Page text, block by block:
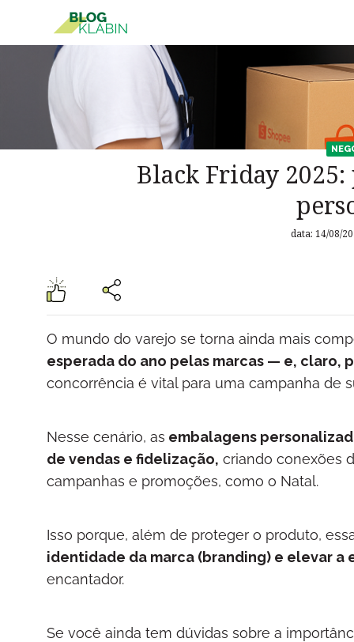
Pular para o Conteúdo principal
Black Friday
data: 14/08/
O mundo do varejo se torna ainda mais
esperada do ano pelas marcas — e, claro,
concorrência é vital para uma campanha de
Nesse cenário, as embalagens
de vendas e fidelização, criando conexões
campanhas e promoções, como o Natal.
Isso porque, além de proteger o produto,
identidade da marca (branding) e elevar a
encantador.
Se você ainda tem dúvidas sobre a